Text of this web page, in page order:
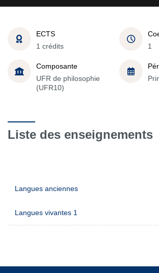
ECTS
1 crédits
1
Composante
UFR de philosophie
(UFR10)
Liste des enseignements
Langues anciennes
Langues vivantes 1